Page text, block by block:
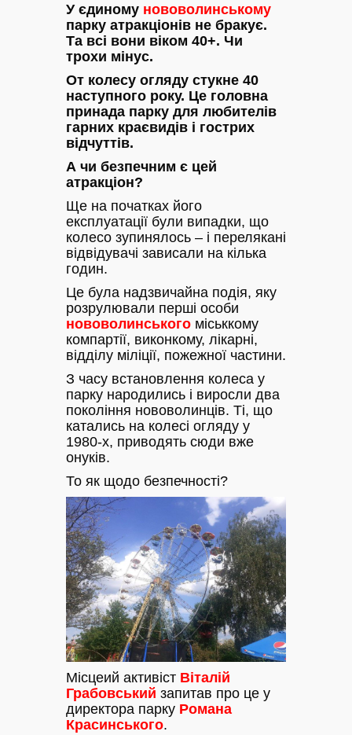
У єдиному нововолинському
парку атракціонів не бракує.
Та всі вони віком 40+. Чи
трохи мінус.
От колесу огляду стукне 40
наступного року. Це головна
принада парку для любителів
гарних краєвидів і гострих
відчуттів.
А чи безпечним є цей
атракціон?
Ще на початках його
експлуатації були випадки, що
колесо зупинялось – і перелякані
відвідувачі зависали на кілька
годин.
Це була надзвичайна подія, яку
розрулювали перші особи
нововолинського міськкому
компартії, виконкому, лікарні,
відділу міліції, пожежної частини.
З часу встановлення колеса у
парку народились і виросли два
покоління нововолинців. Ті, що
катались на колесі огляду у
1980-х, приводять сюди вже
онуків.
То як щодо безпечності?
Місцеий активіст Віталій
Грабовський запитав про це у
директора парку Романа
Красинського.